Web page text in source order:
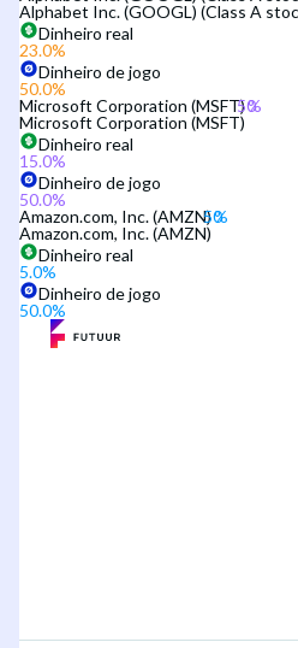
Alphabet Inc. (GOOGL) (Class A
Dinheiro real
23.0%
Dinheiro de jogo
50.0%
Microsoft Corporation (MSFT)
Microsoft Corporation (MSFT)
Dinheiro real
15.0%
Dinheiro de jogo
50.0%
Amazon.com, Inc. (AMZN)
Amazon.com, Inc. (AMZN)
Dinheiro real
5.0%
Dinheiro de jogo
50.0%